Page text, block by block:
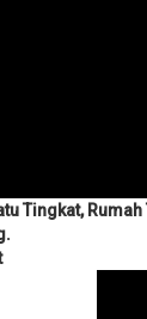
Tingkat,